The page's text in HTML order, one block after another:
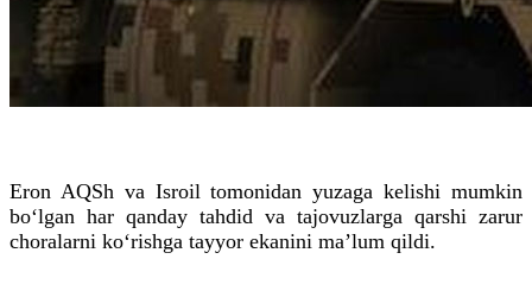
Eron AQSh va Isroil tomonidan yuzaga kelishi mumkin
bo‘lgan har qanday tahdid va tajovuzlarga qarshi zarur
choralarni ko‘rishga tayyor ekanini ma’lum qildi.